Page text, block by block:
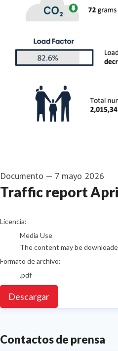
Documento — 7 mayo 2026
Traffic report
go to media item
Licencia:
Media Use
The content may be
Formato de archivo:
.pdf
Descargar
Contactos de prensa